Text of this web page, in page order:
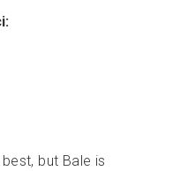
but Bale is